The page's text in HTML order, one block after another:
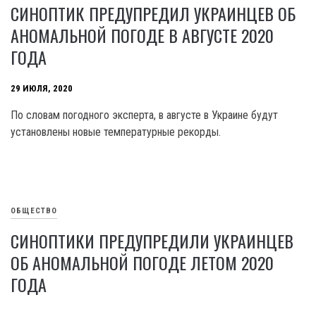
СИНОПТИК ПРЕДУПРЕДИЛ УКРАИНЦЕВ ОБ
АНОМАЛЬНОЙ ПОГОДЕ В АВГУСТЕ 2020
ГОДА
29 ИЮЛЯ, 2020
По словам погодного эксперта, в августе в Украине будут
установлены новые температурные рекорды.
ОБЩЕСТВО
СИНОПТИКИ ПРЕДУПРЕДИЛИ УКРАИНЦЕВ
ОБ АНОМАЛЬНОЙ ПОГОДЕ ЛЕТОМ 2020
ГОДА